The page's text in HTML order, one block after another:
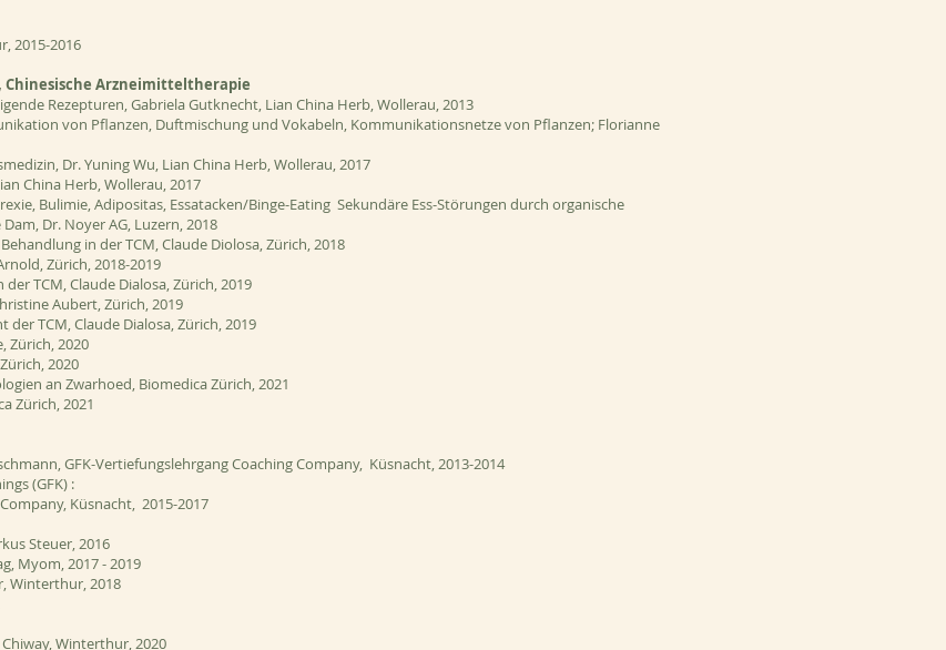
2015-2016
Arzneimitteltherapie
Rezepturen, Gabriela Gutknecht, Lian China Herb, Wollerau, 2013
von Pflanzen, Duftmischung und Vokabeln, Kommunikationsnetze von Pflanzen; Florianne
Dr. Yuning Wu, Lian China Herb, Wollerau, 2017
China Herb, Wollerau, 2017
Bulimie, Adipositas, Essatacken/Binge-Eating Sekundäre Ess-Störungen durch organische
Dr. Noyer AG, Luzern, 2018
in der TCM, Claude Diolosa, Zürich, 2018
Zürich, 2018-2019
TCM, Claude Dialosa, Zürich, 2019
Aubert, Zürich, 2019
TCM, Claude Dialosa, Zürich, 2019
Zürich, 2020
2020
an Zwarhoed, Biomedica Zürich, 2021
Zürich, 2021
GFK-Vertiefungslehrgang Coaching Company, Küsnacht, 2013-2014
(GFK) :
Küsnacht, 2015-2017
Steuer, 2016
Myom, 2017 - 2019
Winterthur, 2018
Winterthur, 2020